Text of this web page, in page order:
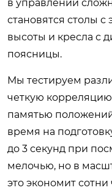
в управлении
становятся столы с
высоты и кресла с
поясницы.
Мы тестируем
четкую
памятью
время на
до 3 секунд при
мелочью, но в
это экономит